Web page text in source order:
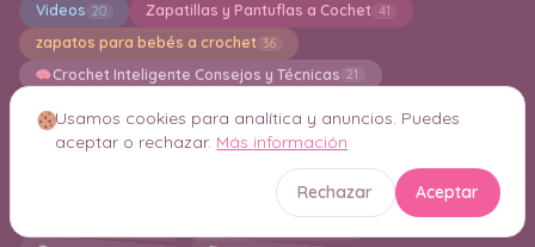
Videos 20 Zapatillas y Pantuflas a Cochet 41
zapatos para bebés a crochet 36
Crochet Inteligente Consejos y Técnicas 21
Nube de etiquetas
Lazos en Crochet diy Bolero
Usamos cookies para analítica y anuncios. Puedes
aceptar o rechazar. Más información
Rechazar Aceptar